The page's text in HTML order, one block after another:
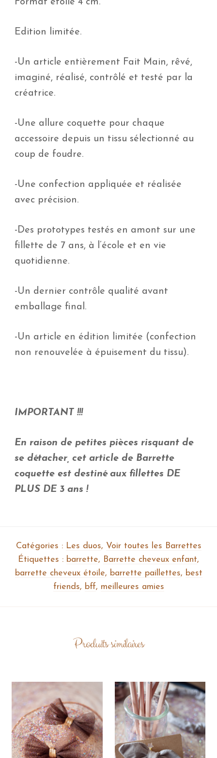
Edition limitée.
-Un article entièrement Fait Main, rêvé,
imaginé, réalisé, contrôlé et testé par la
créatrice.
-Une allure coquette pour chaque
accessoire depuis un tissu sélectionné au
coup de foudre.
-Une confection appliquée et réalisée
avec précision.
-Des prototypes testés en amont sur une
fillette de 7 ans, à l’école et en vie
quotidienne.
-Un dernier contrôle qualité avant
emballage final.
-Un article en édition limitée (confection
non renouvelée à épuisement du tissu).
IMPORTANT !!!
En raison de petites pièces risquant de
se détacher, cet article de Barrette
coquette est destiné aux fillettes DE
PLUS DE 3 ans !
Catégories : Les duos, Voir toutes les Barrettes
Étiquettes : barrette, Barrette cheveux enfant,
barrette cheveux étoile, barrette paillettes, best
friends, bff, meilleures amies
Produits similaires